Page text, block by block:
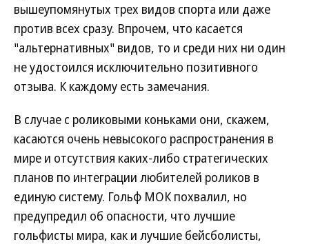
вышеупомянутых трех видов спорта или даже
против всех сразу. Впрочем, что касается
"альтернативных" видов, то и среди них ни один
не удостоился исключительно позитивного
отзыва. К каждому есть замечания.
В случае с роликовыми коньками они, скажем,
касаются очень невысокого распространения в
мире и отсутствия каких-либо стратегических
планов по интеграции любителей роликов в
единую систему. Гольф МОК похвалил, но
предупредил об опасности, что лучшие
гольфисты мира, как и лучшие бейсболисты,